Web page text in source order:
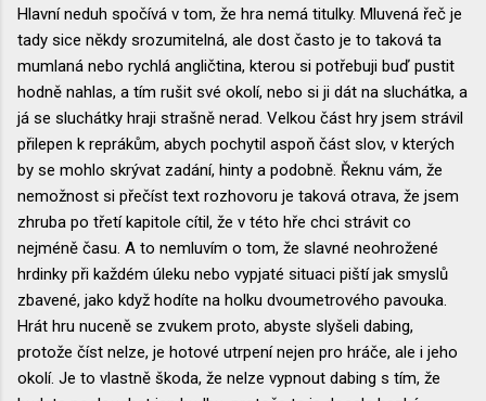
Hlavní neduh spočívá v tom, že hra nemá titulky. Mluvená řeč je
tady sice někdy srozumitelná, ale dost často je to taková ta
mumlaná nebo rychlá angličtina, kterou si potřebuji buď pustit
hodně nahlas, a tím rušit své okolí, nebo si ji dát na sluchátka, a
já se sluchátky hraji strašně nerad. Velkou část hry jsem strávil
přilepen k reprákům, abych pochytil aspoň část slov, v kterých
by se mohlo skrývat zadání, hinty a podobně. Řeknu vám, že
nemožnost si přečíst text rozhovoru je taková otrava, že jsem
zhruba po třetí kapitole cítil, že v této hře chci strávit co
nejméně času. A to nemluvím o tom, že slavné neohrožené
hrdinky při každém úleku nebo vypjaté situaci piští jak smyslů
zbavené, jako když hodíte na holku dvoumetrového pavouka.
Hrát hru nuceně se zvukem proto, abyste slyšeli dabing,
protože číst nelze, je hotové utrpení nejen pro hráče, ale i jeho
okolí. Je to vlastně škoda, že nelze vypnout dabing s tím, že